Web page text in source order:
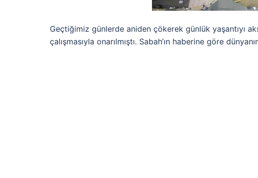
Geçtiğimiz günlerde aniden çökerek günlük yaşantıyı
çalışmasıyla onarılmıştı. Sabah’ın haberine göre